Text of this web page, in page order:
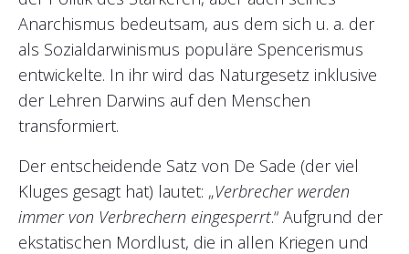
Anarchismus bedeutsam, aus dem sich u. a. der
als Sozialdarwinismus populäre Spencerismus
entwickelte. In ihr wird das Naturgesetz inklusive
der Lehren Darwins auf den Menschen
transformiert.
Der entscheidende Satz von De Sade (der viel
Kluges gesagt hat) lautet: „Verbrecher werden
immer von Verbrechern eingesperrt.“ Aufgrund der
ekstatischen Mordlust, die in allen Kriegen und